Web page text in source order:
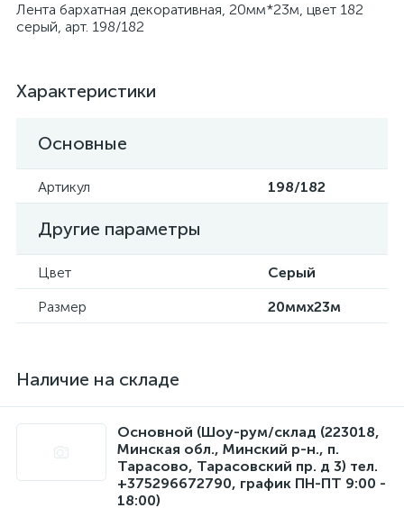
Лента бархатная декоративная, 20мм*23м, цвет 182
серый, арт. 198/182
Характеристики
Основные
Артикул 198/182
Другие параметры
Цвет
Серый
Размер
20ммx23м
Наличие на складе
Основной (Шоу-рум/склад (223018,
Минская обл., Минский р-н., п.
Тарасово, Тарасовский пр. д 3) тел.
+375296672790, график ПН-ПТ 9:00 -
18:00)